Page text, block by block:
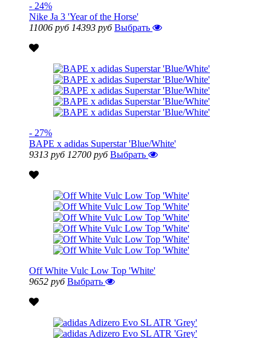
- 24%
Nike Ja 3 'Year of the Horse'
11006 руб 14393 руб Выбрать
- 27%
BAPE x adidas Superstar 'Blue/White'
9313 руб 12700 руб Выбрать
Off White Vulc Low Top 'White'
9652 руб Выбрать